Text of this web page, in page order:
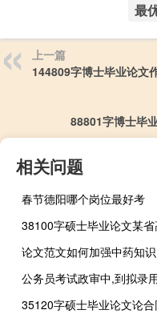
最
上一篇
144809字博士毕业论文
88801字博士毕
相关问题
春节德阳哪个岗位最好考